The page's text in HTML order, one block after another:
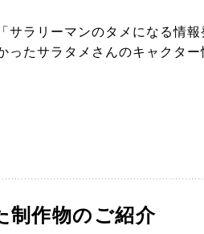
サラリーマンのタメになる情
ったサラタメさんのキャクタ
制作物のご紹介